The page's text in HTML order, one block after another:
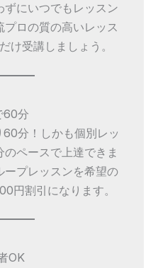
ずにいつでもレッスン
ロの質の高いレッス
け受講しましょう。
60分
分！しかも個別レッ
ペースで上達できま
ープレッスンを希望の
円割引になります。
OK